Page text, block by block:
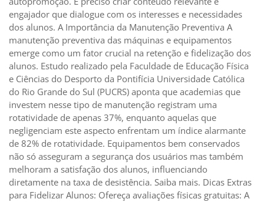
engajador que dialogue com os interesses e necessidades
dos alunos. A Importância da Manutenção Preventiva A
manutenção preventiva das máquinas e equipamentos
emerge como um fator crucial na retenção e fidelização dos
alunos. Estudo realizado pela Faculdade de Educação Física
e Ciências do Desporto da Pontifícia Universidade Católica
do Rio Grande do Sul (PUCRS) aponta que academias que
investem nesse tipo de manutenção registram uma
rotatividade de apenas 37%, enquanto aquelas que
negligenciam este aspecto enfrentam um índice alarmante
de 82% de rotatividade. Equipamentos bem conservados
não só asseguram a segurança dos usuários mas também
melhoram a satisfação dos alunos, influenciando
diretamente na taxa de desistência. Saiba mais. Dicas Extras
para Fidelizar Alunos: Ofereça avaliações físicas gratuitas: A